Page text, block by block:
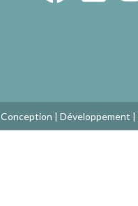
Conception | Développement |